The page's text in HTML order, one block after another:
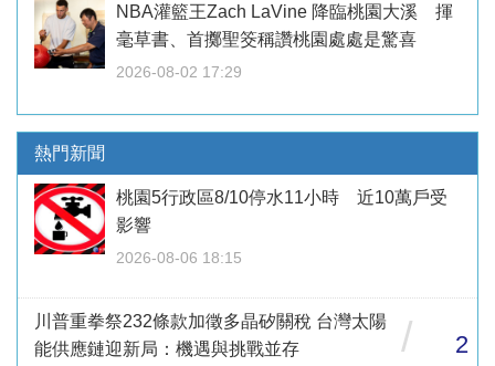
NBA灌籃王Zach LaVine 降臨桃園大溪 揮
毫草書、首擲聖筊稱讚桃園處處是驚喜
2026-08-02 17:29
熱門新聞
桃園5行政區8/10停水11小時 近10萬戶受
影響
2026-08-06 18:15
川普重拳祭232條款加徵多晶矽關稅 台灣太陽
能供應鏈迎新局：機遇與挑戰並存
/ 2